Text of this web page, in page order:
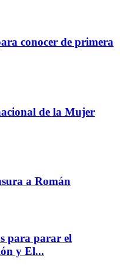
conocer de primera
de la Mujer
a Román
para parar el
y El...